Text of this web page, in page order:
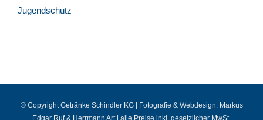
Jugendschutz
© Copyright Getränke Schindler KG | Fotografie & Webdesign: Markus
Edgar Ruf& Herrmann Art| alle Preise inkl. gesetzlicher MwSt.